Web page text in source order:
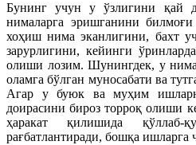
Бунинг учун у ўзлигини қай
нималарга эришганини
хоҳиш нима эканлигини, бахт
зарурлигини, кейинги
олиши лозим. Шунингдек, у
оламга бўлган муносабати ва
Агар у буюк ва муҳим
доирасини бироз торроқ олиши
ҳаракат қилишида қўллаб-
рағбатлантиради, бошқа